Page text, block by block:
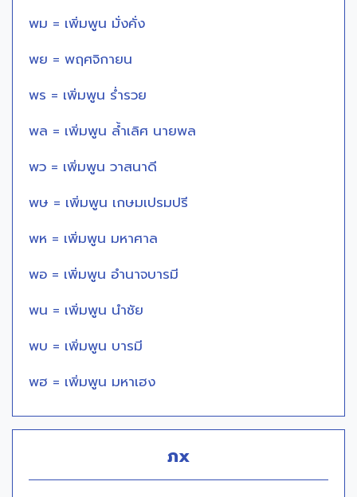
พม = เพิ่มพูน มั่งคั่ง
พย = พฤศจิกายน
พร = เพิ่มพูน ร่ำรวย
พล = เพิ่มพูน ล้ำเลิศ นายพล
พว = เพิ่มพูน วาสนาดี
พษ = เพิ่มพูน เกษมเปรมปรี
พห = เพิ่มพูน มหาศาล
พอ = เพิ่มพูน อำนาจบารมี
พน = เพิ่มพูน นำชัย
พบ = เพิ่มพูน บารมี
พฮ = เพิ่มพูน มหาเฮง
ภx